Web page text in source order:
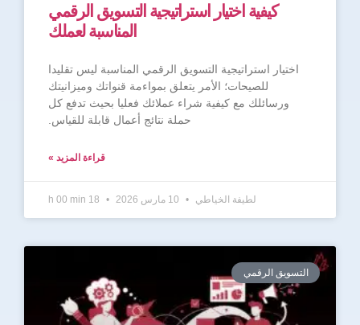
كيفية اختيار استراتيجية التسويق الرقمي
المناسبة لعملك
اختيار استراتيجية التسويق الرقمي المناسبة ليس تقليدا
للصيحات؛ الأمر يتعلق بمواءمة قنواتك وميزانيتك
ورسائلك مع كيفية شراء عملائك فعليا بحيث تدفع كل
حملة نتائج أعمال قابلة للقياس.
قراءة المزيد »
لطيفة الخياطي
التسويق الرقمي